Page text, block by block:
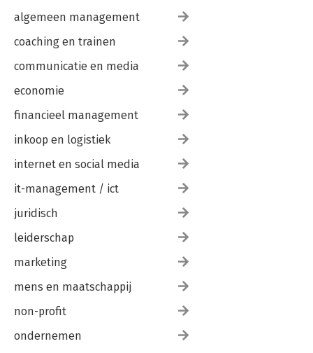
algemeen management
coaching en trainen
communicatie en media
economie
financieel management
inkoop en logistiek
internet en social media
it-management / ict
juridisch
leiderschap
marketing
mens en maatschappij
non-profit
ondernemen